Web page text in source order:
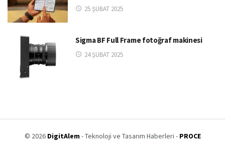
25 ŞUBAT 2025
Sigma BF Full Frame fotoğraf makinesi
24 ŞUBAT 2025
© 2026 DigitAlem- Teknoloji ve Tasarım Haberleri - PROCE